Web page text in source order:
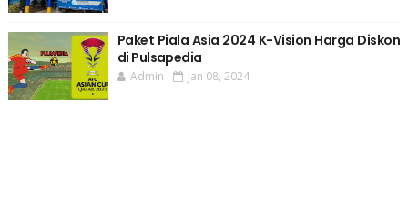
Paket Piala Asia 2024 K-Vision Harga Diskon
di Pulsapedia
Admin Jan 08, 2024